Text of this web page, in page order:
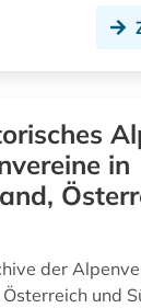
in
der
und